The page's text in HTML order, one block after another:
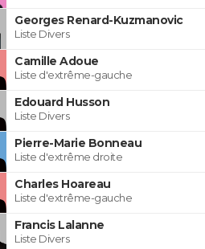
Georges Renard-Kuzmanovic
Liste Divers
Camille Adoue
Liste d'extrême-gauche
Edouard Husson
Liste Divers
Pierre-Marie Bonneau
Liste d'extrême droite
Charles Hoareau
Liste d'extrême-gauche
Francis Lalanne
Liste Divers